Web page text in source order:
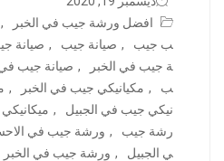
افضل ورشة جيب في الخبر
,
ب جيب
, صيانة جيب , صيانة
ة جيب في الخبر
, صيانة جيب في
ب
, مكيانيكي جيب في الخبر ,
نيكي جيب في الجبيل
,
رشة جيب
, ورشة جيب في
ي الجبيل
, ورشة جيب في الخبر